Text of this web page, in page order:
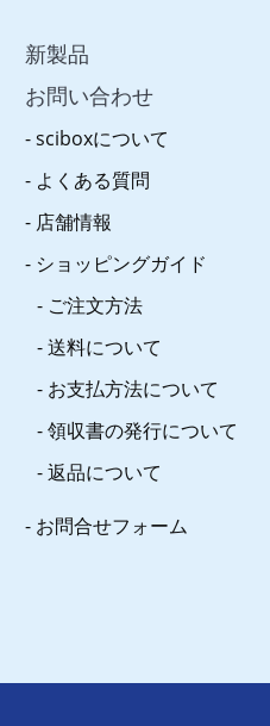
新製品
お問い合わせ
sciboxについて
よくある質問
店舗情報
ショッピングガイド
ご注文方法
送料について
お支払方法について
領収書の発行について
返品について
お問合せフォーム